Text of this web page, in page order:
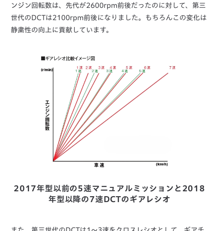
ンジン回転数は、先代が2600rpm前後だったのに対して、第三
世代のDCTは2100rpm前後になりました。もちろんこの変化は
静粛性の向上に貢献しています。
2017年型以前の5速マニュアルミッションと2018
年型以降の7速DCTのギアレシオ